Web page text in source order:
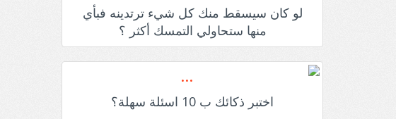
لو كان سيسقط منك كل شيء ترتدينه فبأي
منها ستحاولي التمسك أكثر ؟
اختبر ذكائك ب 10 اسئلة سهلة؟